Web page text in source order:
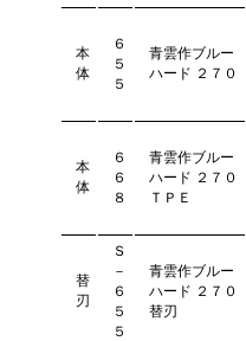
本
体
６
５
５
青雲作ブルー
ハード ２７０
本
体
６
６
８
青雲作ブルー
ハード ２７０
ＴＰＥ
替
刃
Ｓ
－
６
５
５
青雲作ブルー
ハード ２７０
替刃